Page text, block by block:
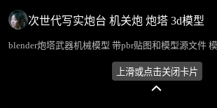
次世代写实炮台 机关炮 炮塔 3d模型
上滑或点击关闭卡片